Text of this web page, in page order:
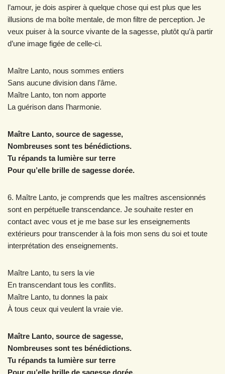
l’amour, je dois aspirer à quelque chose qui est plus que les
illusions de ma boîte mentale, de mon filtre de perception. Je
veux puiser à la source vivante de la sagesse, plutôt qu’à partir
d’une image figée de celle-ci.
Maître Lanto, nous sommes entiers
Sans aucune division dans l’âme.
Maître Lanto, ton nom apporte
La guérison dans l’harmonie.
Maître Lanto, source de sagesse,
Nombreuses sont tes bénédictions.
Tu répands ta lumière sur terre
Pour qu’elle brille de sagesse dorée.
6. Maître Lanto, je comprends que les maîtres ascensionnés
sont en perpétuelle transcendance. Je souhaite rester en
contact avec vous et je me base sur les enseignements
extérieurs pour transcender à la fois mon sens du soi et toute
interprétation des enseignements.
Maître Lanto, tu sers la vie
En transcendant tous les conflits.
Maître Lanto, tu donnes la paix
À tous ceux qui veulent la vraie vie.
Maître Lanto, source de sagesse,
Nombreuses sont tes bénédictions.
Tu répands ta lumière sur terre
Pour qu’elle brille de sagesse dorée.